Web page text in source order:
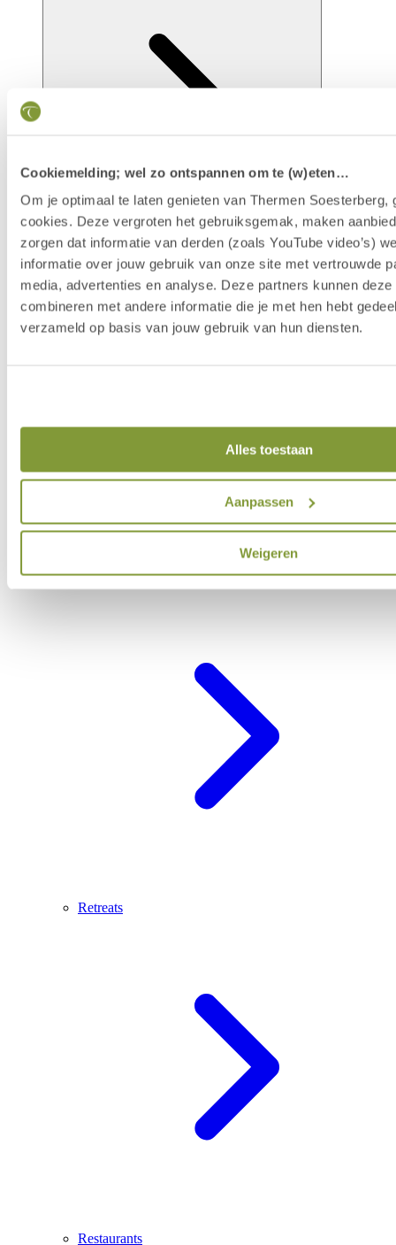
Cookiemelding; wel zo ontspannen om te (w)eten…
Om je optimaal te laten genieten van Thermen Soesterberg,
cookies. Deze vergroten het gebruiksgemak, maken
zorgen dat informatie van derden (zoals YouTube video’s)
informatie over jouw gebruik van onze site met vertrouwde
media, advertenties en analyse. Deze partners kunnen deze
combineren met andere informatie die je met hen hebt
verzameld op basis van jouw gebruik van hun diensten.
Alles toestaan
Aanpassen
Weigeren
Faciliteiten
Belevenisprogramma
Retreats
Restaurants